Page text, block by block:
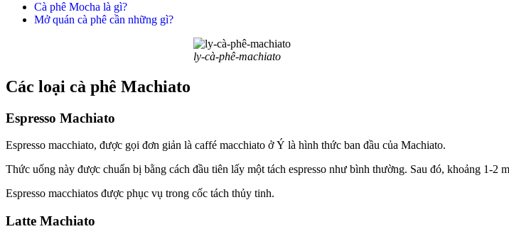
Cà phê Mocha là gì?
Mở quán cà phê cần những gì?
ly-cà-phê-machiato
Các loại cà phê Machiato
Espresso Machiato
Espresso macchiato, được gọi đơn giản là caffé macchiato ở Ý là hình thức ban đầu của Machiato.
Thức uống này được chuẩn bị bằng cách đầu tiên lấy một tách espresso như bình thường. Sau đó, khoảng 1-2
Espresso macchiatos được phục vụ trong cốc tách thủy tinh.
Latte Machiato